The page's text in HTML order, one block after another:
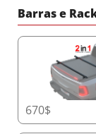
Maximize
Tessera
• Cabine
• Cabine
Esse
sem
Barras e
670$